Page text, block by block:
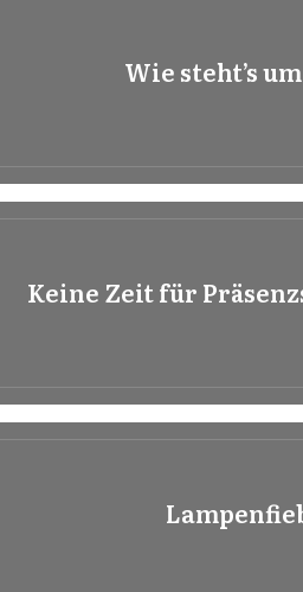
Wie steht’s
Keine Zeit für